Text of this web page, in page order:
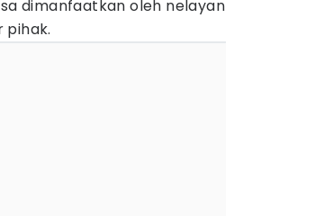
dimanfaatkan oleh nelayan
pihak.